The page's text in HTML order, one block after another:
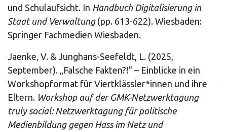
und Schulaufsicht. In Handbuch Digitalisierung in
Staat und Verwaltung(pp. 613-622). Wiesbaden:
Springer Fachmedien Wiesbaden.
Jaenke, V. & Junghans-Seefeldt, L. (2025,
September). „Falsche Fakten?!“ – Einblicke in ein
Workshopformat für Viertklässler*innen und ihre
Eltern. Workshop auf der GMK-Netzwerktagung
truly social: Netzwerktagung für politische
Medienbildung gegen Hass im Netz und